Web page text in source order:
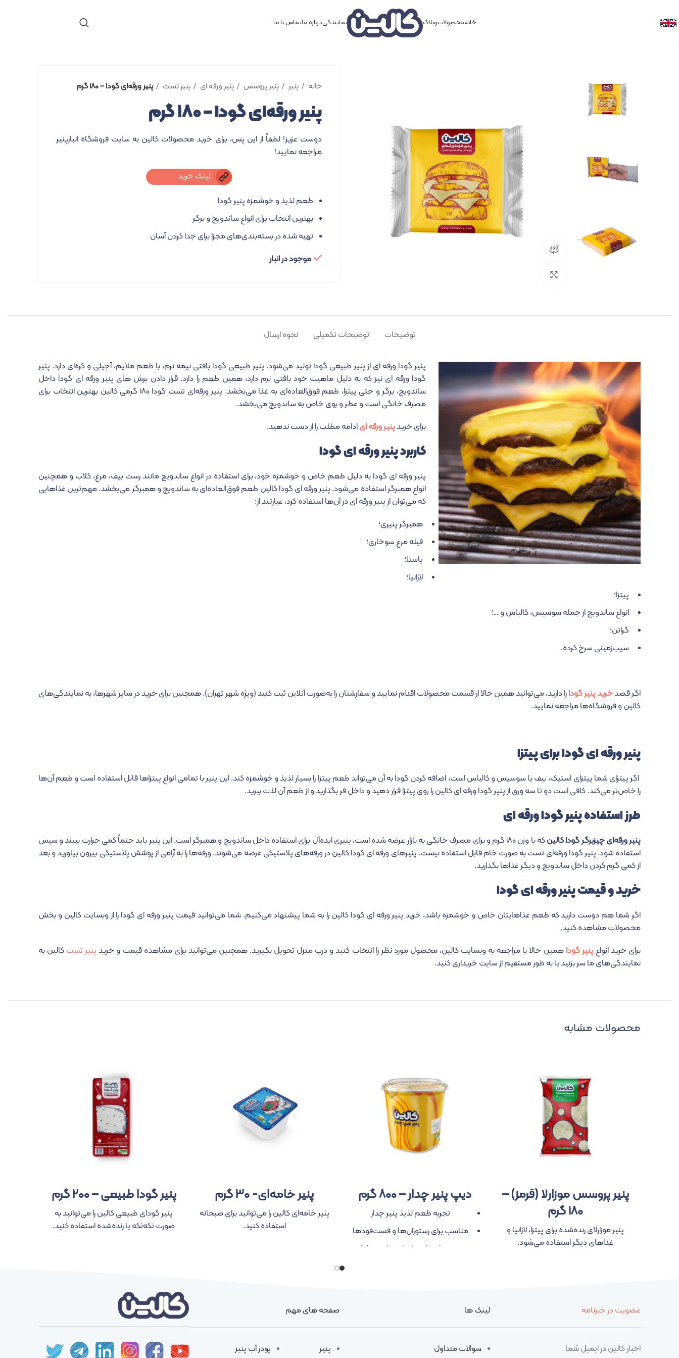
خانهمحصولاتوبلاگ نمایندگیدرباره ماتماس با ما
خانه پنیر پنیر پروسس پنیر ورقه ای پنیر تست پنیر ورقه‌ای گودا – ۱۸۰ گرم
پنیر ورقه‌ای گودا – ۱۸۰ گرم
دوست عزیز! لطفاً از این پس، برای خرید محصولات کالین به سایت فروشگاه انبارپنیر
مراجعه نمایید!
لینک خرید
طعم لذیذ و خوشمزه پنیر گودا
بهترین انتخاب برای انواع ساندویچ و برگر
تهیه شده در بسته‌بندی‌های مجزا برای جدا کردن آسان
موجود در انبار
توضیحات توضیحات تکمیلی نحوه ارسال
پنیر گودا ورقه ای از پنیر طبیعی گودا تولید می‌شود. پنیر طبیعی گودا بافتی نیمه نرم، با طعم ملایم، آجیلی و کره‌ای دارد. پنیر
گودا ورقه ای نیز که به دلیل ماهیت خود بافتی نرم دارد، همین طعم را دارد. قرار دادن برش های پنیر ورقه ای گودا داخل
ساندویچ، برگر و حتی پیتزا، طعم فوق‌العاده‌ای به غذا می‌بخشد. پنیر ورقه‌ای تست گودا ۱۸۰ گرمی کالین بهترین انتخاب برای
مصرف خانگی است و عطر و بوی خاص به ساندویچ می‌بخشد.
برای خریدپنیر ورقه ایادامه مطلب را از دست ندهید.
کاربرد پنیر ورقه ای گودا
پنیر ورقه ای گودا به دلیل طعم خاص و خوشمزه خود، برای استفاده در انواع ساندویچ مانند رست بیف، مرغ، کلاب و همچنین
انواع همبرگر استفاده می‌شود. پنیر ورقه ای گودا کالین طعم فوق‌العاده‌ای به ساندویچ و همبرگر می‌بخشد. مهم‌ترین غذاهایی
که می‌توان از پنیر ورقه ای در آن‌ها استفاده کرد، عبارتند از:
همبرگر پنیری؛
فیله مرغ سوخاری؛
پاستا؛
لازانیا؛
پیتزا؛
انواع ساندویچ از جمله سوسیس، کالباس و …؛
گراتن؛
سیب‌زمینی سرخ کرده.
اگر قصدخرید پنیر گودارا دارید، می‌توانید همین حالا از قسمت محصولات اقدام نمایید و سفارشتان را به‌صورت آنلاین ثبت کنید (ویژه شهر تهران). همچنین برای خرید در سایر شهرها، به نمایندگی‌های
کالین و فروشگاه‌ها مراجعه نمایید.
پنیر ورقه ای گودا برای پیتزا
اگر پیتزای شما پیتزای استیک، بیف یا سوسیس و کالباس است، اضافه کردن گودا به آن می‌تواند طعم پیتزا را بسیار لذیذ و خوشمزه کند. این پنیر با تمامی انواع پیتزاها قابل استفاده است و طعم آن‌ها
را خاص‌تر می‌کند. کافی است دو تا سه ورق از پنیر گودا ورقه ای کالین را روی پیتزا قرار دهید و داخل فر بگذارید و از طعم آن لذت ببرید.
طرز استفاده پنیر گودا ورقه ای
پنیر ورقه‌ای چیزبرگر گودا کالین
که با وزن ۱۸۰ گرم و برای مصرف خانگی به بازار عرضه شده است، پنیری ایده‌آل برای استفاده داخل ساندویچ و همبرگر است. این پنیر باید حتماً کمی حرارت ببیند و سپس
استفاده شود. پنیر گودا ورقه‌ای تست به صورت خام قابل استفاده نیست. پنیرهای ورقه ای گودا کالین در ورقه‌های پلاستیکی عرضه می‌شوند. ورقه‌ها را به آرامی از پوشش پلاستیکی بیرون بیاورید و بعد
از کمی گرم کردن داخل ساندویچ و دیگر غذاها بگذارید.
خرید و قیمت پنیر ورقه ای گودا
اگر شما هم دوست دارید که طعم غذاهایتان خاص و خوشمزه باشد، خرید پنیر ورقه ای گودا کالین را به شما پیشنهاد می‌کنیم. شما می‌توانید قیمت پنیر ورقه ای گودا را از وبسایت کالین و بخش
محصولات مشاهده کنید.
برای خرید انواعپنیر گودا همین حالا با مراجعه به وبسایت کالین، محصول مورد نظر را انتخاب کنید و درب منزل تحویل بگیرید. همچنین می‌توانید برای مشاهده قیمت و خرید پنیر تست کالین به
نمایندگی‌های ما سر بزنید یا به طور مستقیم از سایت خریداری کنید.
محصولات مشابه
پنیر پروسس موزارلا (قرمز) –
۱۸۰ گرم
پنیر موزارلای رنده‌شده برای پیتزا، لازانیا و
غذاهای دیگر استفاده می‌شود.
دیپ پنیر چدار – ۸۰۰ گرم
تجربه طعم لذیذ پنیر چدار
مناسب برای رستوران‌ها و فست‌فودها
بهترین انتخاب برای استفاده در کنار
پنیر خامه‌ای- ۳۰ گرم
پنیر خامه‌ای کالین را می‌توانید برای صبحانه
استفاده کنید.
پنیر گودا طبیعی – ۲۰۰ گرم
پنیر گودای طبیعی کالین را می‌توانید به
صورت تکه‌تکه یا رنده‌شده استفاده کنید.
عضویت در خبرنامه
اخبار کالین در ایمیل شما
لینک ها
سوالات متداول
صفحه های مهم
پنیر پودر آب پنیر